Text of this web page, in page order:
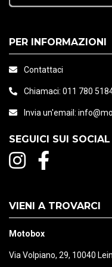
Il deflettore
occhiali ed I
PER INFORMAZIONI
Contattaci
Chiamaci: 011 780
Invia un'email:
SEGUICI SUI SOCIAL
VIENI A TROVARCI
Motobox
Via Volpiano, 29, 10040